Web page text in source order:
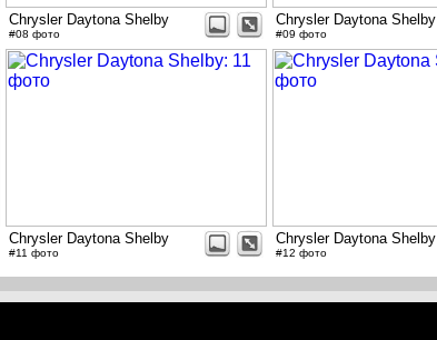
Chrysler Daytona Shelby
#08 фото
Chrysler Daytona Shelby
#09 фото
Chrysler Daytona Shelby
#11 фото
Chrysler Daytona Shelby
#12 фото